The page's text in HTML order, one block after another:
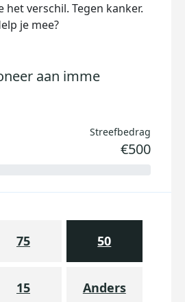
het verschil. Tegen kanker.
je mee?
aan imme
Streefbedrag
€500
75 50
15 Anders